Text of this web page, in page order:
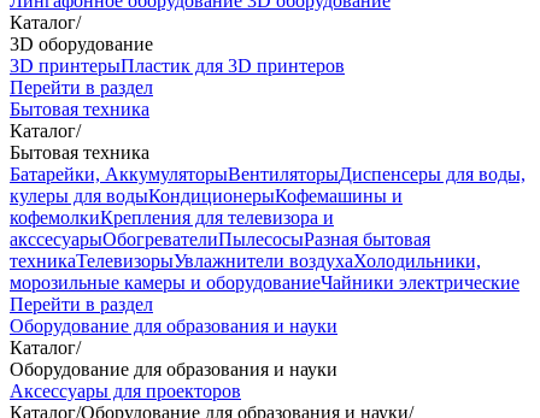
Каталог/
3D оборудование
3D принтерыПластик для 3D принтеров
Перейти в раздел
Бытовая техника
Каталог/
Бытовая техника
Батарейки, АккумуляторыВентиляторыДиспенсеры для воды,
кулеры для водыКондиционерыКофемашины и
кофемолкиКрепления для телевизора и
акссесуарыОбогревателиПылесосыРазная бытовая
техникаТелевизорыУвлажнители воздухаХолодильники,
морозильные камеры и оборудованиеЧайники электрические
Перейти в раздел
Оборудование для образования и науки
Каталог/
Оборудование для образования и науки
Аксессуары для проекторов
Каталог/Оборудование для образования и науки/